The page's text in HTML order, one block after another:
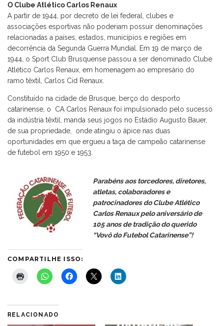
O Clube Atlético Carlos Renaux
A partir de 1944, por decreto de lei federal, clubes e
associações esportivas não poderiam possuir denominações
relacionadas a países, estados, municípios e regiões em
decorrência da Segunda Guerra Mundial. Em 19 de março de
1944, o Sport Club Brusquense passou a ser denominado Clube
Atlético Carlos Renaux, em homenagem ao empresário do
ramo têxtil, Carlos Cid Renaux.
Constituído na cidade de Brusque, berço do desporto
catarinense, o CA Carlos Renaux foi impulsionado pelo sucesso
da indústria têxtil, manda seus jogos no Estádio Augusto Bauer,
de sua propriedade, onde atingiu o ápice nas duas
oportunidades em que ergueu a taça de campeão catarinense
de futebol em 1950 e 1953.
Parabéns aos torcedores, diretores,
atletas, colaboradores e
patrocinadores do Clube Atlético
Carlos Renaux pelo aniversário de
105 anos de tradição do querido
“Vovô do Futebol Catarinense”!
COMPARTILHE ISSO:
RELACIONADO